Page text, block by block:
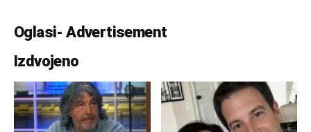
Oglasi- Advertisement
Izdvojeno